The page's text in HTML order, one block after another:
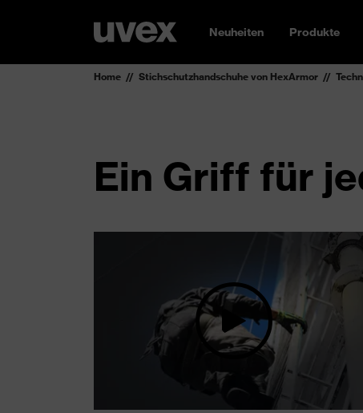
Neuheiten Produkte
Home Stichschutzhandschuhe von HexArmor
Ein Griff für